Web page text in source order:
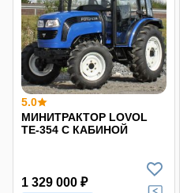
5.0
МИНИТРАКТОР LOVOL
TE-354 С КАБИНОЙ
1 329 000 ₽